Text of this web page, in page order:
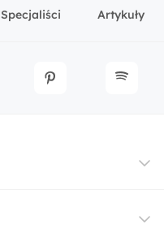
Specjaliści Artykuły